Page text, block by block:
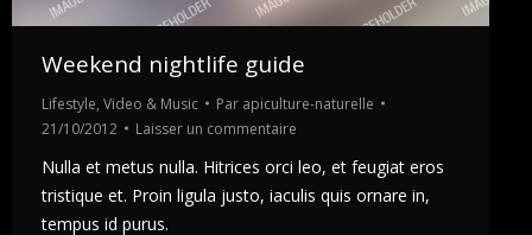
Weekend nightlife guide
Lifestyle, Video & Music Par apiculture-naturelle
21/10/2012
Laisser un commentaire
Nulla et metus nulla. Hitrices orci leo, et feugiat eros
tristique et. Proin ligula justo, iaculis quis ornare in,
tempus id purus.